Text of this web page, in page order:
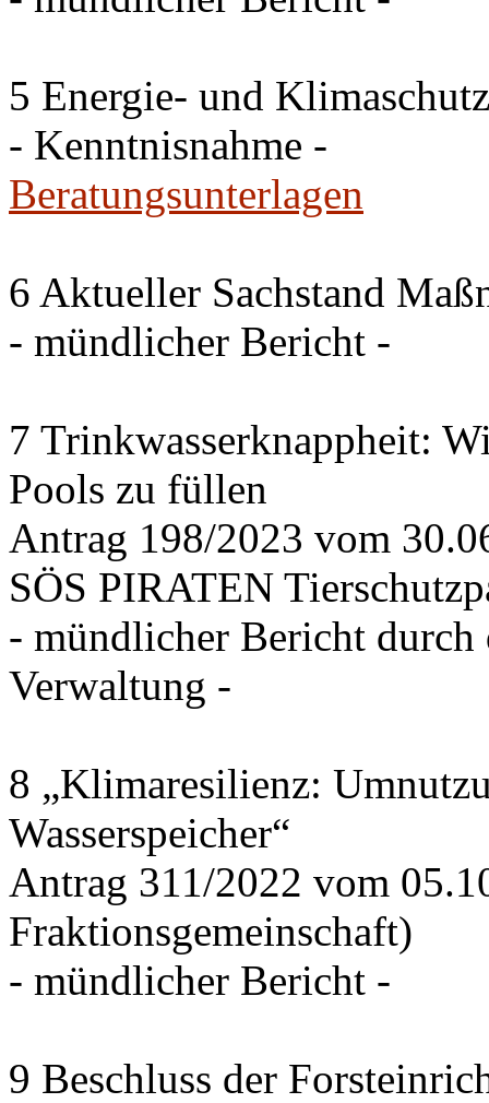
5 Energie- und
- Kenntnisnahme -
Beratungsunterlagen
6 Aktueller Sachstand
- mündlicher Bericht -
7 Trinkwasserknappheit:
Pools zu füllen
Antrag 198/2023 vom
SÖS PIRATEN
- mündlicher Bericht
Verwaltung -
8 „Klimaresilienz:
Wasserspeicher“
Antrag 311/2022 vom
Fraktionsgemeinschaft)
- mündlicher Bericht -
9 Beschluss der